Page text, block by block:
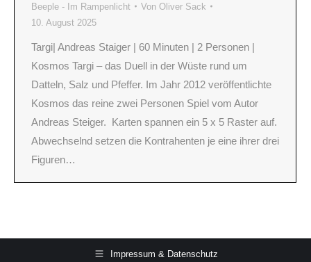
Beeple - Im Rampenlicht Von Oliver Sack
10. August 2025
Targi| Andreas Staiger | 60 Minuten | 2 Personen |
Kosmos Targi – das Duell in der Wüste rund um
Datteln, Salz und Pfeffer. Im Jahr 2012 veröffentlichte
Kosmos das reine zwei Personen Spiel vom Autor
Andreas Steiger. Karten spannen ein 5 x 5 Raster auf.
Abwechselnd setzen die Kontrahenten je eine ihrer drei
Figuren…
Impressum & Datenschutz